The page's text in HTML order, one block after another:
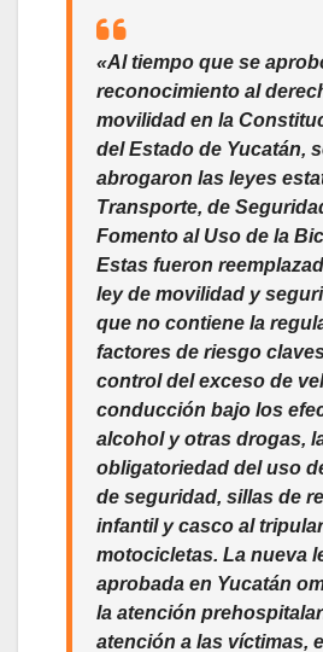
«Al tiempo que se
reconocimiento al
movilidad en la
del Estado de Yucatán,
abrogaron las leyes
Transporte, de
Fomento al Uso de la
Estas fueron
ley de movilidad y
que no contiene la
factores de riesgo
control del exceso de
conducción bajo los
alcohol y otras drogas,
obligatoriedad del uso
de seguridad, sillas de
infantil y casco al tripular
motocicletas. La nueva
aprobada en Yucatán
la atención
atención a las víctimas,